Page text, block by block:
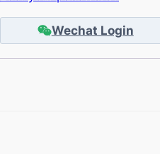
Wechat Login